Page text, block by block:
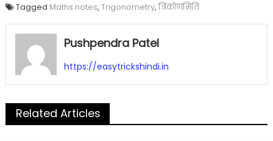
Tagged Maths notes, Trigonometry,त्रिकोणमिति
Pushpendra Patel
https://easytrickshindi.in
Related Articles